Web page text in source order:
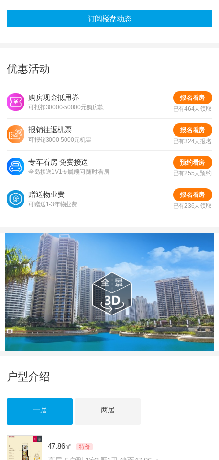
对应楼栋：
二期C区4#
发证时间：2023-06-29
预售证号：
发证时间：2023-05-18
对应楼栋：（一期）17#住宅楼
预售证号：【2018】临房预字（68）号
发证时间：2018-09-28
对应楼栋：二期15#
订阅楼盘动态
优惠活动
购房现金抵用券
可抵扣30000-50000元购房款
报名看房
已有464人领取
报销往返机票
可报销3000-5000元机票
报名看房
已有324人报名
专车看房 免费接送
全岛接送1V1专属顾问 随时看房
预约看房
已有255人预约
赠送物业费
可赠送1-3年物业费
报名看房
已有236人领取
户型介绍
一居 两居
47.86㎡ 特价